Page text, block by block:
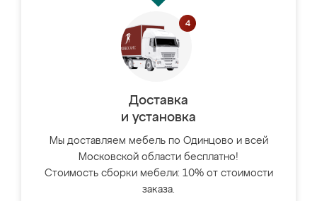
Доставка
и установка
Мы доставляем мебель по Одинцово и всей
Московской области бесплатно!
Стоимость сборки мебели: 10% от стоимости
заказа.